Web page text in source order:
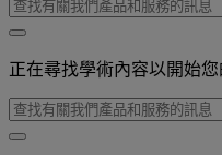
正在尋找學術內容以開始您